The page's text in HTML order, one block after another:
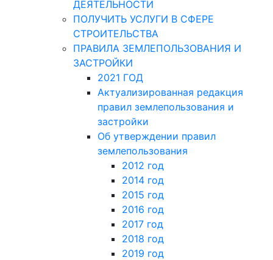
ДЕЯТЕЛЬНОСТИ
ПОЛУЧИТЬ УСЛУГИ В СФЕРЕ
СТРОИТЕЛЬСТВА
ПРАВИЛА ЗЕМЛЕПОЛЬЗОВАНИЯ И
ЗАСТРОЙКИ
2021 ГОД
Актуализированная редакция
правил землепользования и
застройки
Об утверждении правил
землепользования
2012 год
2014 год
2015 год
2016 год
2017 год
2018 год
2019 год